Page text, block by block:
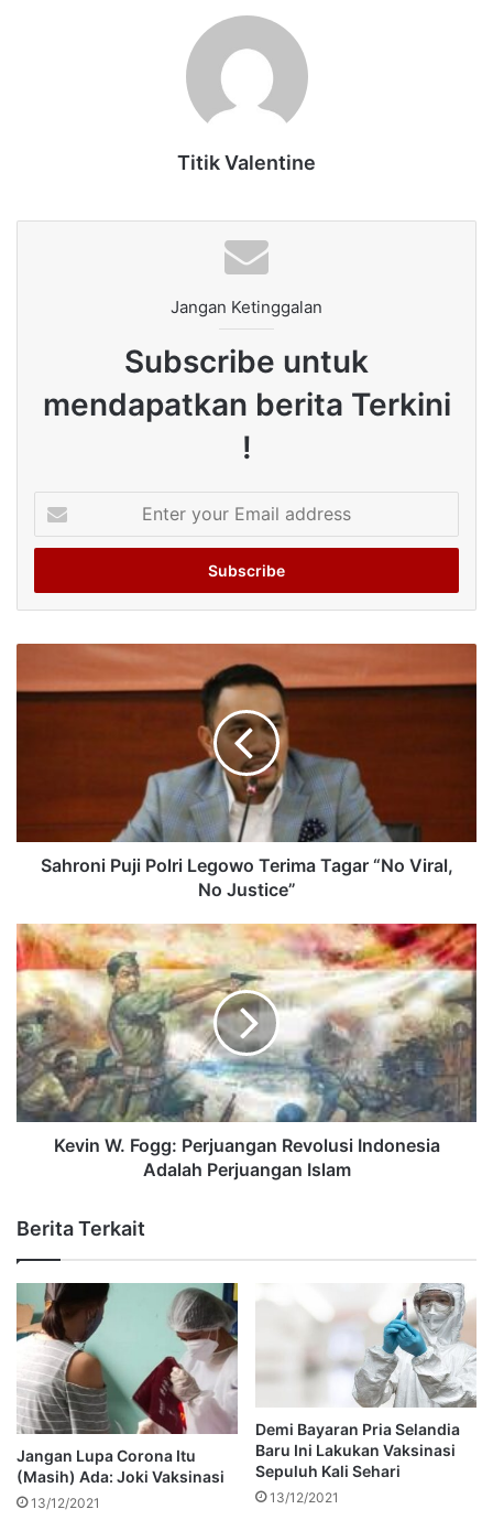
Titik Valentine
Jangan Ketinggalan
Subscribe untuk
mendapatkan berita Terkini
!
your
Email
Sahroni Puji Polri Legowo Terima Tagar “No Viral,
No Justice”
Kevin W. Fogg: Perjuangan Revolusi Indonesia
Adalah Perjuangan Islam
Berita Terkait
Jangan Lupa Corona Itu
(Masih) Ada: Joki Vaksinasi
13/12/2021
Demi Bayaran Pria Selandia
Baru Ini Lakukan Vaksinasi
Sepuluh Kali Sehari
13/12/2021